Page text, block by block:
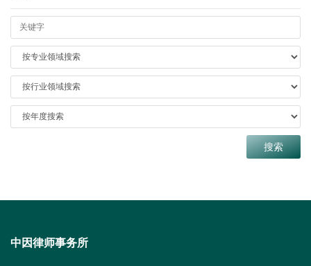
中因律师事务所